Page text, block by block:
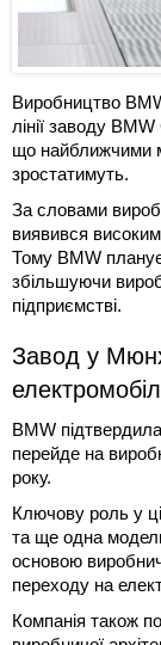
Виробництво
лінії заводу
що найближчими
зростатимуть.
За словами
виявився
Тому BMW
збільшуючи
підприємстві.
Завод у
BMW
перейде на
року.
Ключову роль у
та ще одна
основою
переходу на
Компанія також